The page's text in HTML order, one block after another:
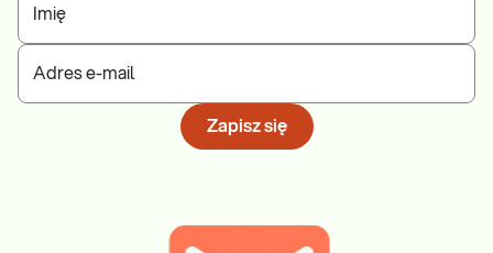
Imię
Adres e-mail
Zapisz się